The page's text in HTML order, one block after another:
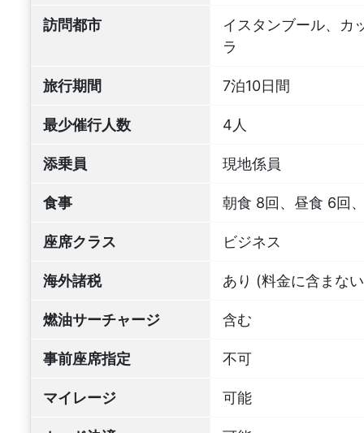
訪問都市
イスタンブール、カ
ラ
旅行期間 7泊10日間
最少催行人数 4人
添乗員 現地係員
食事 朝食 8回、昼食 6回
座席クラス ビジネス
海外諸税 あり (料金に含まな
燃油サーチャージ 含む
事前座席指定 不可
マイレージ 可能